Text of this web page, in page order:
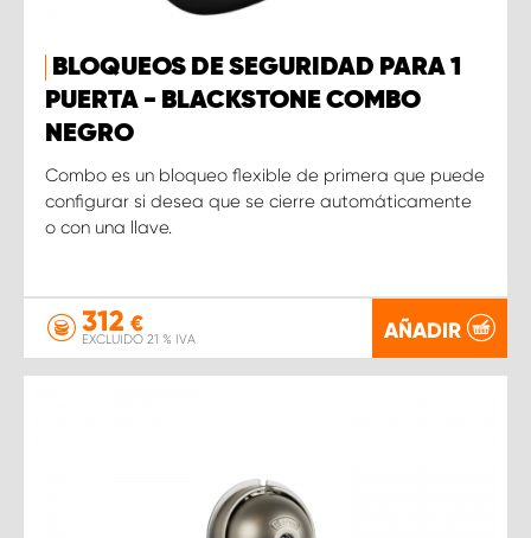
BLOQUEOS DE SEGURIDAD PARA 1
PUERTA - BLACKSTONE COMBO
NEGRO
Combo es un bloqueo flexible de primera que puede
configurar si desea que se cierre automáticamente
o con una llave.
312 €
EXCLUIDO 21 % IVA AÑADIR